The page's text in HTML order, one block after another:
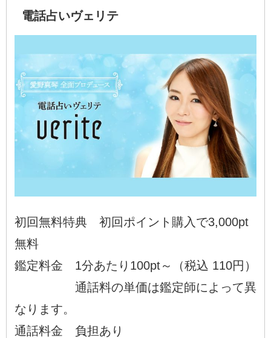
電話占いヴェリテ
初回無料特典 初回ポイント購入で3,000pt
無料
鑑定料金 1分あたり100pt～（税込 110円）
通話料の単価は鑑定師によって異
なります。
通話料金 負担あり